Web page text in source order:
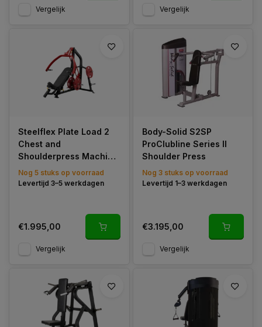
Vergelijk Vergelijk
Steelflex Plate Load 2
Chest and
Shoulderpress Machine
- Gratis Montage
Nog 5 stuks op voorraad
Levertijd 3–5 werkdagen
€1.995,00
Vergelijk
Body-Solid S2SP
ProClubline Series II
Shoulder Press
Nog 3 stuks op voorraad
Levertijd 1–3 werkdagen
€3.195,00
Vergelijk